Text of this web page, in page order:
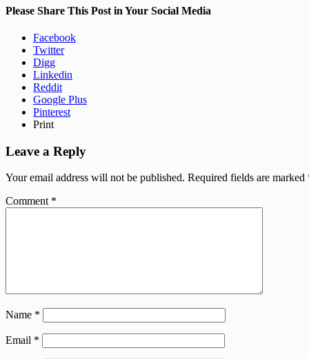
Please Share This Post in Your Social Media
Facebook
Twitter
Digg
Linkedin
Reddit
Google Plus
Pinterest
Print
Leave a Reply
Your email address will not be published. Required fields are marked
Comment *
Name *
Email *